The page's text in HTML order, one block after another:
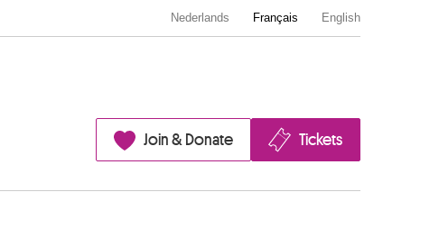
Nederlands Français English
Join & Donate Tickets